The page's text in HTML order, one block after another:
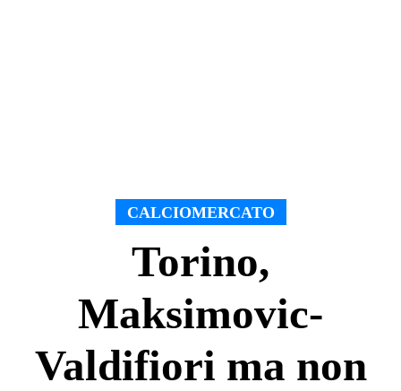
CALCIOMERCATO
Torino,
Maksimovic-
Valdifiori ma non